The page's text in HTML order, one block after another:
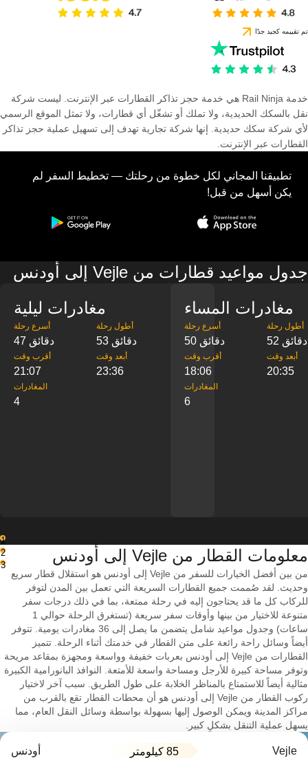
تم تقييمه كجيد جدًا
خدمة Rail Ninja هي خدمة حجز تذاكر القطارات عبر الإنترنت. ليست شركة
نقل بالسكك الحديدية، ولا تملك أو تشغّل أي قطارات، ولا تمثل الموقع الرسمي
لأي شركة سكك حديدية. إنها شركة تجارية تهدف إلى تسهيل عملية حجز تذاكر
القطارات عبر الإنترنت.
تطبيقنا المجاني لكل خطوة من رحلتك — تخطيط السفر لم
يكن أسهل من قبل!
جدول مواعيد قطارات من Vejle إلى أودنس
مغادرات ليلية
‎أسرع رحلة
47 دقائق
‎أطول رحلة
53 دقائق
‎أقرب وقت
21:07
‎أبعد وقت
23:36
‎المغادرات
4
مغادرات المساء
‎أسرع رحلة
50 دقائق
‎أطول رحلة
52 دقائق
‎أقرب وقت
18:06
‎أبعد وقت
20:35
‎المغادرات
6
1
2
3
معلومات القطار من ‎Vejle إلى ‎أودنس
من بين أفضل الخيارات للسفر من Vejle إلى أودنس هو استقلال قطار سريع
وحديث. لقد صُممت جميع القطارات السريعة التي تعمل بين المدن لتوفر
للركاب كل ما قد يحتاجون إليه في رحلة ممتعة، بما في ذلك درجات سفر
متنوعة للاختيار من بينها وأوقات سفر سريعة (تستغرق الرحلة حوالي 1
ساعات) وجدول مواعيد شامل يتضمن ما يصل إلى 36 مغادرات يومية. تتوفر
أيضاً وسائل راحة رائعة على متن القطار في خدمتك أثناء الرحلة. تتميز
القطارات من Vejle إلى أودنس بعربات خفيفة وواسعة ومجهزة بمقاعد مريحة
وتوفر مساحة كبيرة للأرجل ومساحة واسعة للأمتعة. النوافذ البانورامية الكبيرة
مثالية أيضاً للاستمتاع بالمناظر الخلابة على طول الطريق. سبب آخر لاختيار
ركوب القطار من Vejle إلى أودنس هو أن محطات القطار تقع بالقرب من
مراكز المدينة ويمكن الوصول إليها بسهولة بواسطة وسائل النقل العام، مما
يسهل عملية التنقل بشكلٍ كبير.
Vejle 85 كيلومتر أودنس